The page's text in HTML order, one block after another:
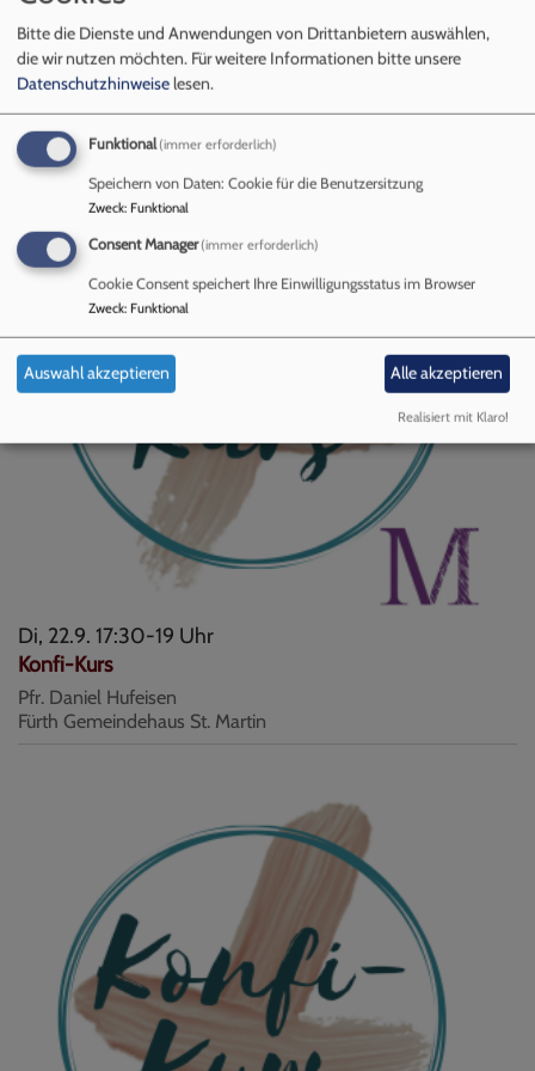
Konfirmandenunterricht
Di, 22.9. 17:30-19 Uhr
Konfi-Kurs
Pfr. Daniel Hufeisen
Fürth Gemeindehaus St. Martin
Bitte die Dienste und Anwendungen von Drittanbietern auswählen,
die wir nutzen möchten. Für weitere Informationen bitte unsere
Datenschutzhinweiselesen.
Funktional (immer erforderlich)
Speichern von Daten: Cookie für die Benutzersitzung
Zweck: Funktional
Consent Manager (immer erforderlich)
Cookie Consent speichert Ihre Einwilligungsstatus im Browser
Zweck: Funktional
Auswahl akzeptieren Alle akzeptieren
Realisiert mit Klaro!